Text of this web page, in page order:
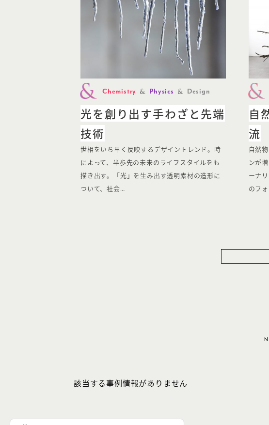
Chemistry Physics Design
光を創り出す手わざと先端
技術
世相をいち早く反映するデザイントレンド。時
によって、半歩先の未来のライフスタイルをも
描き出す。「光」を生み出す透明素材の造形に
ついて、社会…
自
流
自然
ンが
ーナ
のフ
該当する事例情報がありません